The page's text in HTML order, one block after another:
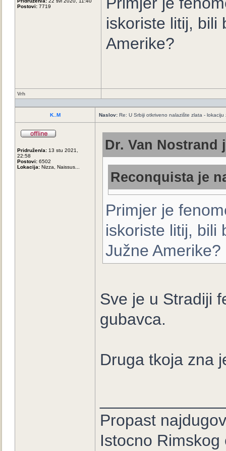
Postovi: 7719
iskoriste litij, bili
Amerike?
Vrh
K..M Naslov: Re: U Srbiji otkriveno nalazište zlata -
Pridružen/a: 13 stu 2021,
22:58
Postovi: 6502
Lokacija: Nizza, Naissus...
Dr. Van Nostrand
Reconquista je
Primjer je
iskoriste litij, bili
Južne Amerike?
Sve je u Stradiji
gubavca.
Druga tkoja zna
Propast
Istocno Rimskog